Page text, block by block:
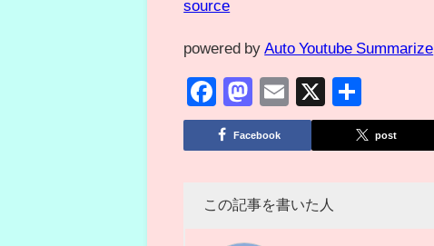
source
powered by Auto Youtube Summarize
Facebook
Mastodon
Email
X
有
Facebook post
この記事を書いた人